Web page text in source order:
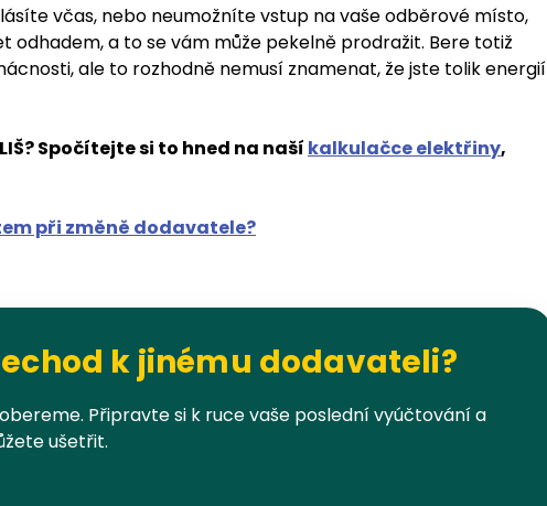
včas, nebo neumožníte vstup na vaše odběrové místo,
odhadem, a to se vám může pekelně prodražit. Bere totiž
ale to rozhodně nemusí znamenat, že jste tolik energií
Spočítejte si to hned na naší kalkulačce elektřiny,
při změně dodavatele?
k jinému dodavateli?
Připravte si k ruce vaše poslední vyúčtování a
ušetřit.